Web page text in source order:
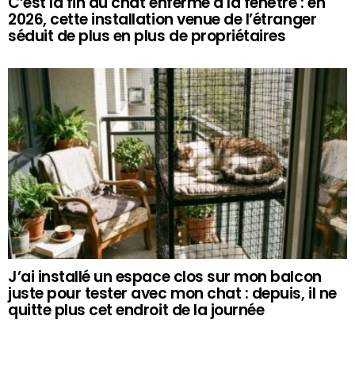
2026, cette installation venue de l’étranger
séduit de plus en plus de propriétaires
J’ai installé un espace clos sur mon balcon
juste pour tester avec mon chat : depuis, il ne
quitte plus cet endroit de la journée